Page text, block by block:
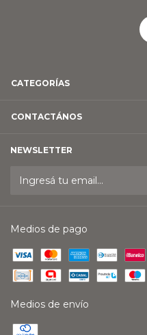
CATEGORÍAS
CONTACTÁNOS
NEWSLETTER
Medios de pago
Medios de envío